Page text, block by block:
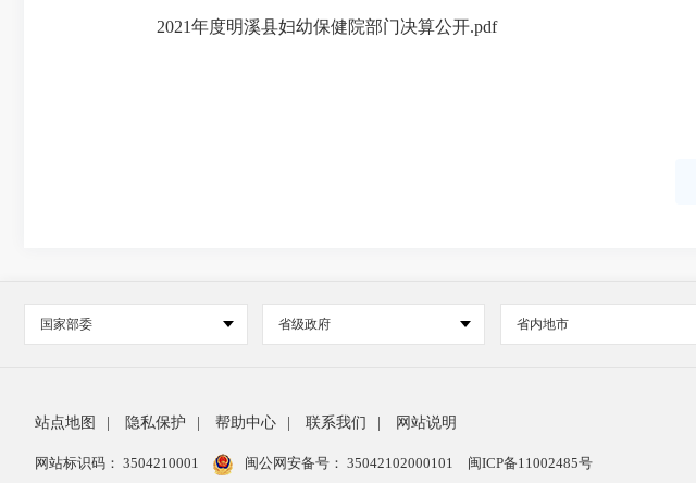
2021年度明溪县妇幼保健院部门决算公开.pdf
国家部委 省级政府 省内地市
站点地图 隐私保护 帮助中心 联系我们 网站说明
网站标识码： 3504210001 闽公网安备号： 35042102000101 闽ICP备11002485号